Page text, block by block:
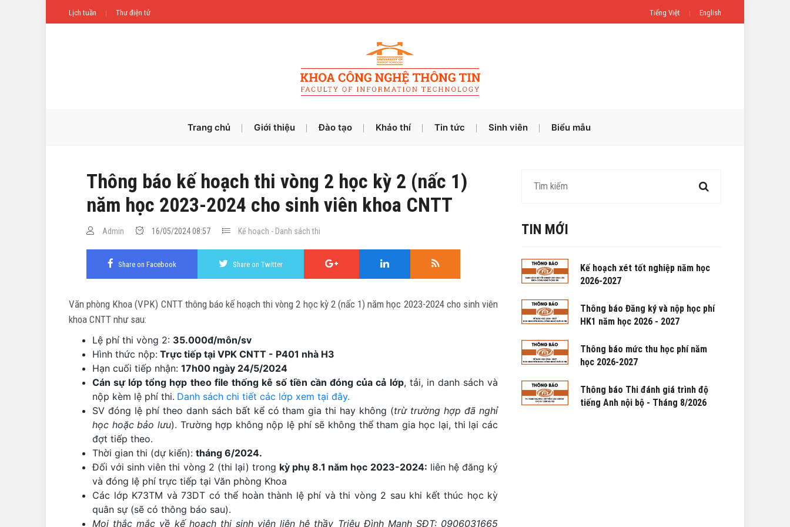
Lịch tuần Thư điện tử Tiếng Việt English
Trang chủ Giới thiệu Đào tạo Khảo thí Tin tức Sinh viên Biểu mẫu
Thông báo kế hoạch thi vòng 2 học kỳ 2 (nấc 1)
năm học 2023-2024 cho sinh viên khoa CNTT
Admin 16/05/2024 08:57 Kế hoạch - Danh sách thi
Share on Facebook Share on Twitter
Văn phòng Khoa (VPK) CNTT thông báo kế hoạch thi vòng 2 học kỳ 2 (nấc 1) năm học 2023-2024 cho sinh viên
khoa CNTT như sau:
Lệ phí thi vòng 2: 35.000đ/môn/sv
Hình thức nộp: Trực tiếp tại VPK CNTT - P401 nhà H3
Hạn cuối tiếp nhận: 17h00 ngày 24/5/2024
Cán sự lớp tổng hợp theo file thống kê số tiền cần đóng của cả lớp, tải, in danh sách và
nộp kèm lệ phí thi. Danh sách chi tiết các lớp xem tại đây.
SV đóng lệ phí theo danh sách bất kể có tham gia thi hay không (trừ trường hợp đã nghỉ
học hoặc bảo lưu). Trường hợp không nộp lệ phí sẽ không thể tham gia học lại, thi lại các
đợt tiếp theo.
Thời gian thi (dự kiến): tháng 6/2024.
Đối với sinh viên thi vòng 2 (thi lại) trong kỳ phụ 8.1 năm học 2023-2024: liên hệ đăng ký
và đóng lệ phí trực tiếp tại Văn phòng Khoa
Các lớp K73TM và 73DT có thể hoàn thành lệ phí và thi vòng 2 sau khi kết thúc học kỳ
quân sự (sẽ có thông báo sau).
Mọi thắc mắc về kế hoạch thi sinh viên liên hệ thầy Triệu Đình Mạnh SĐT: 0906031665
TIN MỚI
Kế hoạch xét tốt nghiệp năm học
2026-2027
Thông báo Đăng ký và nộp học phí
HK1 năm học 2026 - 2027
Thông báo mức thu học phí năm
học 2026-2027
Thông báo Thi đánh giá trình độ
tiếng Anh nội bộ - Tháng 8/2026